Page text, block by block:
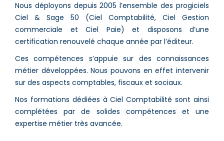
Nous déployons depuis 2005 l’ensemble des progiciels
Ciel & Sage 50 (Ciel Comptabilité, Ciel Gestion
commerciale et Ciel Paie) et disposons d’une
certification renouvelé chaque année par l’éditeur.
Ces compétences s’appuie sur des connaissances
métier développées. Nous pouvons en effet intervenir
sur des aspects comptables, fiscaux et sociaux.
Nos formations dédiées à Ciel Comptabilité sont ainsi
complétées par de solides compétences et une
expertise métier très avancée.